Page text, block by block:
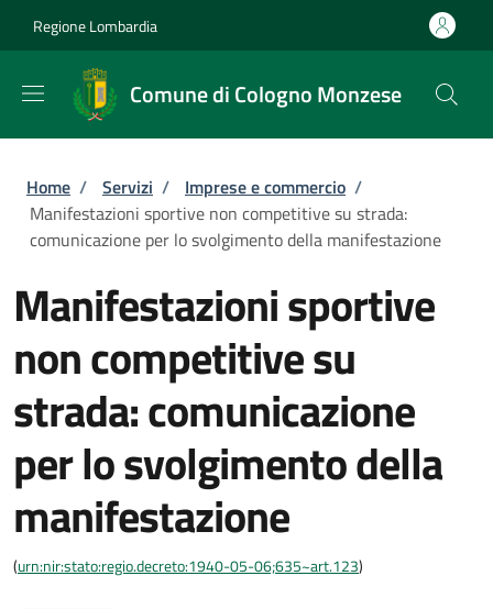
Regione Lombardia
Comune di Cologno Monzese
Briciole di pane
Home / Servizi / Imprese e commercio /
Manifestazioni sportive non competitive su strada:
comunicazione per lo svolgimento della manifestazione
Manifestazioni sportive
non competitive su
strada: comunicazione
per lo svolgimento della
manifestazione
(urn:nir:stato:regio.decreto:1940-05-06;635~art.123)